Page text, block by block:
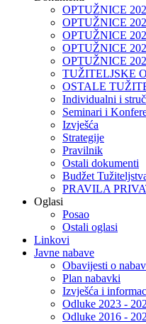
OPTUŽNICE
OPTUŽNICE
OPTUŽNICE
OPTUŽNICE
OPTUŽNICE
TUŽITELJSKE
OSTALE
Individualni i
Seminari i
Izvješća
Strategije
Pravilnik
Ostali dokumenti
Budžet
PRAVILA
Oglasi
Posao
Ostali oglasi
Linkovi
Javne nabave
Obavijesti o
Plan nabavki
Izvješća i
Odluke 2023 -
Odluke 2016 -